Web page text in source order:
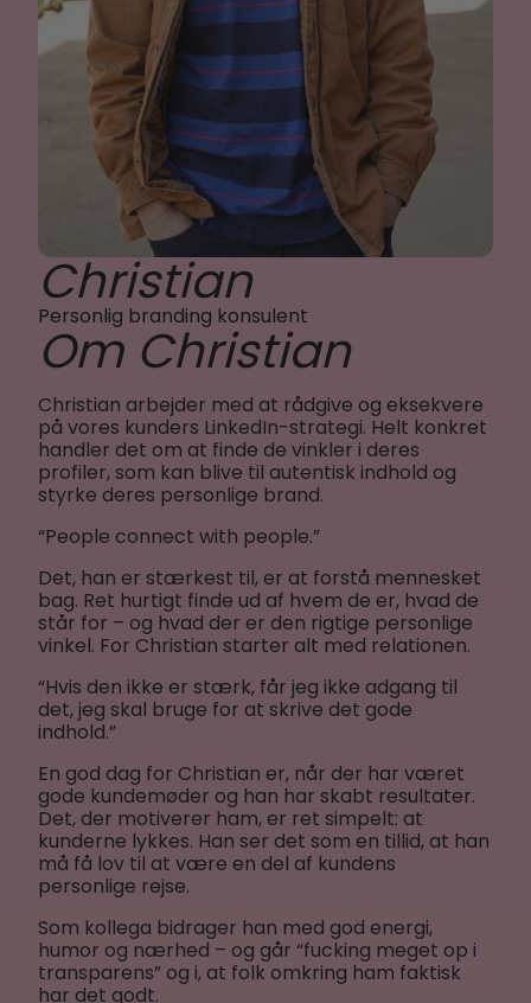
Christian
Personlig branding konsulent
Om Christian
Christian arbejder med at rådgive og eksekvere
på vores kunders LinkedIn-strategi. Helt konkret
handler det om at finde de vinkler i deres
profiler, som kan blive til autentisk indhold og
styrke deres personlige brand.
“People connect with people.”
Det, han er stærkest til, er at forstå mennesket
bag. Ret hurtigt finde ud af hvem de er, hvad de
står for – og hvad der er den rigtige personlige
vinkel. For Christian starter alt med relationen.
“Hvis den ikke er stærk, får jeg ikke adgang til
det, jeg skal bruge for at skrive det gode
indhold.”
En god dag for Christian er, når der har været
gode kundemøder og han har skabt resultater.
Det, der motiverer ham, er ret simpelt: at
kunderne lykkes. Han ser det som en tillid, at han
må få lov til at være en del af kundens
personlige rejse.
Som kollega bidrager han med god energi,
humor og nærhed – og går “fucking meget op i
transparens” og i, at folk omkring ham faktisk
har det godt.